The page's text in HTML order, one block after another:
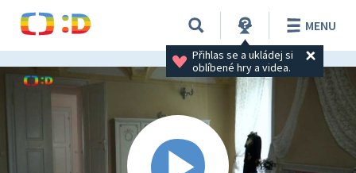
Přihlas se a ukládej si
oblíbené hry a videa.
MENU